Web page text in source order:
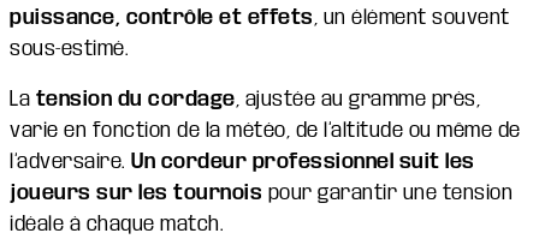
puissance, contrôle et effets, un élément souvent
sous-estimé.
La tension du cordage, ajustée au gramme près,
varie en fonction de la météo, de l’altitude ou même de
l’adversaire. Un cordeur professionnel suit les
joueurs sur les tournois pour garantir une tension
idéale à chaque match.